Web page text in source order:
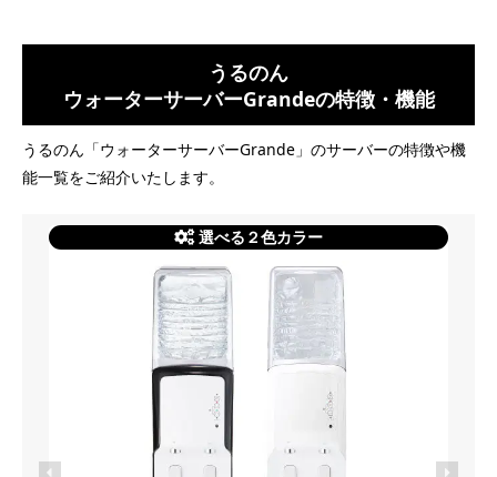
うるのん
ウォーターサーバーGrandeの特徴・機能
うるのん「ウォーターサーバーGrande」のサーバーの特徴や機
能一覧をご紹介いたします。
選べる２色カラー